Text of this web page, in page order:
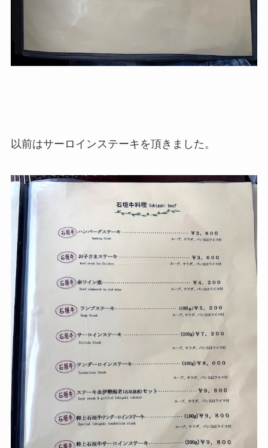
以前はサーロインステーキを頂きました。